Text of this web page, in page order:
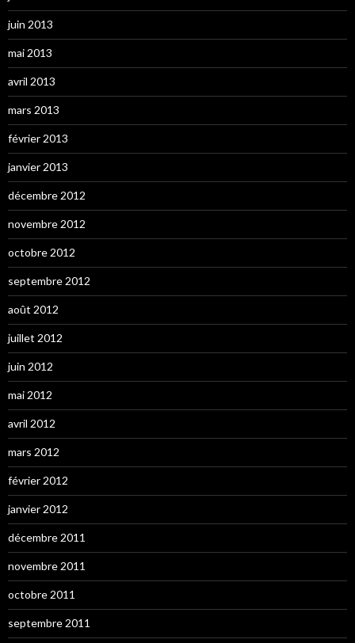
juin 2013
mai 2013
avril 2013
mars 2013
février 2013
janvier 2013
décembre 2012
novembre 2012
octobre 2012
septembre 2012
août 2012
juillet 2012
juin 2012
mai 2012
avril 2012
mars 2012
février 2012
janvier 2012
décembre 2011
novembre 2011
octobre 2011
septembre 2011